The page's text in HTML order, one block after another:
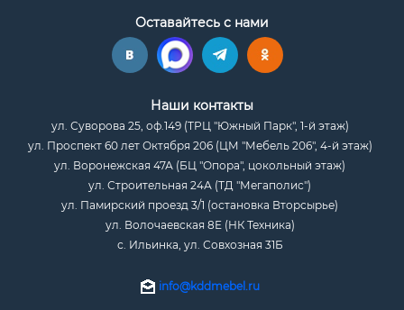
Оставайтесь с нами
Наши контакты
ул. Суворова 25, оф.149 (ТРЦ "Южный Парк", 1-й этаж)
ул. Проспект 60 лет Октября 206 (ЦМ "Мебель 206", 4-й этаж)
ул. Воронежская 47А (БЦ "Опора", цокольный этаж)
ул. Строительная 24А (ТД "Мегаполис")
ул. Памирский проезд 3/1 (остановка Вторсырье)
ул. Волочаевская 8Е (НК Техника)
с. Ильинка, ул. Совхозная 31Б
info@kddmebel.ru